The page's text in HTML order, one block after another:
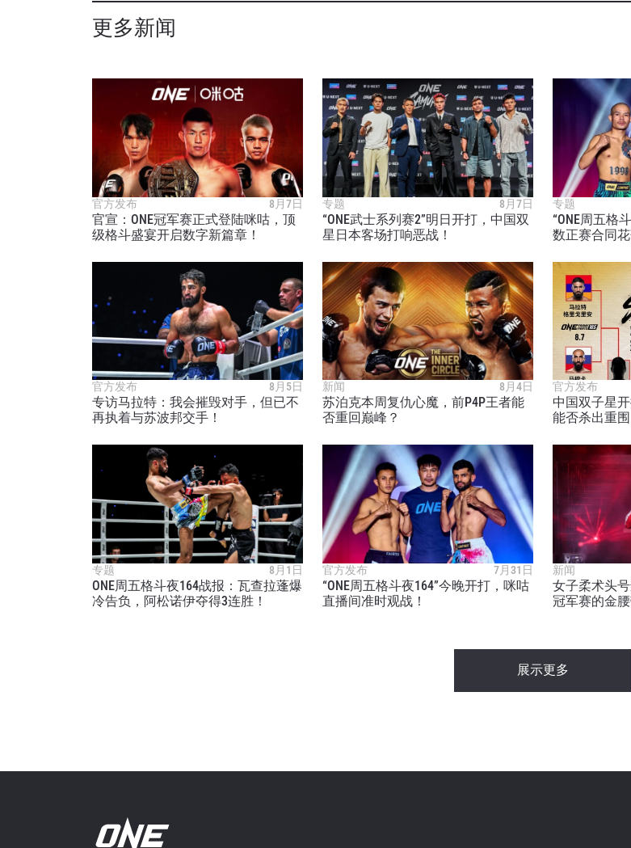
更多新闻
官方发布 8月7日
官宣：ONE冠军赛正式登陆咪咕，顶
级格斗盛宴开启数字新篇章！
专题 8月7日
“ONE武士系列赛2”明日开打，中国双
星日本客场打响恶战！
专题
“ONE周五格
数正赛合同
官方发布 8月5日
专访马拉特：我会摧毁对手，但已不
再执着与苏波邦交手！
新闻 8月4日
苏泊克本周复仇心魔，前P4P王者能
否重回巅峰？
官方发布
中国双子星
能否杀出重围
专题 8月1日
ONE周五格斗夜164战报：瓦查拉蓬爆
冷告负，阿松诺伊夺得3连胜！
官方发布 7月31日
“ONE周五格斗夜164”今晚开打，咪咕
直播间准时观战！
新闻
女子柔术头
冠军赛的金腰
展示更多